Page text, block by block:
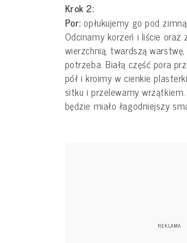
Krok 2:
Por:opłukujemy go pod
Odcinamy korzeń i liście oraz
wierzchnią, twardszą
potrzeba. Białą część pora
pół i kroimy w cienkie
sitku i przelewamy
będzie miało łagodniejszy